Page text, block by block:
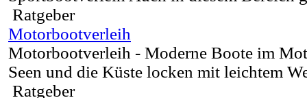
Ratgeber
Motorbootverleih
Motorbootverleih - Moderne Boote im
Seen und die Küste locken mit leichtem
Ratgeber